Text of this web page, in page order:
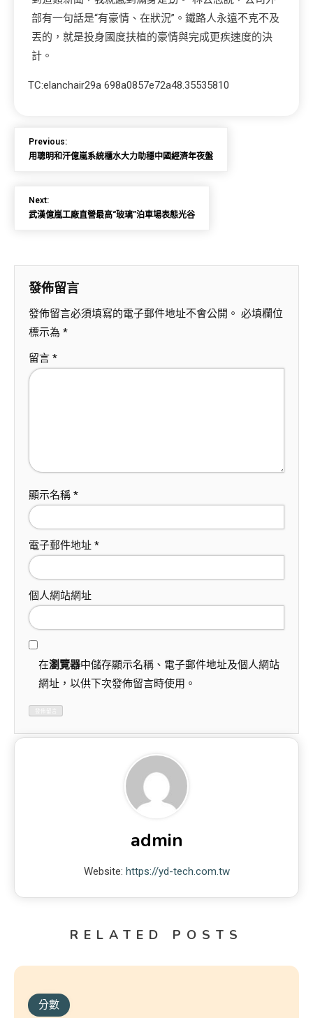
部有一句話是“有豪情、在狀況”。鐵路人永遠不克不及
丟的，就是投身國度扶植的豪情與完成更疾速度的決
計。
TC:elanchair29a 698a0857e72a48.35535810
Previous:
用聰明和汗億嵐系統櫃水大力助穩中國經濟年夜盤
Next:
武漢億嵐工廠直營最高“玻璃”泊車場表態光谷
發佈留言
發佈留言必須填寫的電子郵件地址不會公開。 必填欄位
標示為 *
留言 *
顯示名稱 *
電子郵件地址 *
個人網站網址
在瀏覽器中儲存顯示名稱、電子郵件地址及個人網站
網址，以供下次發佈留言時使用。
admin
Website: https://yd-tech.com.tw
RELATED POSTS
分數